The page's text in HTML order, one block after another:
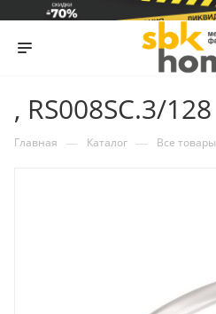
, RS008SC.3/128
Главная — Каталог — Все товары